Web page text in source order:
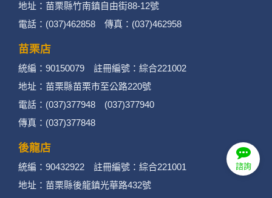
諮詢
地址：苗栗縣竹南鎮自由街88-12號
電話：(037)462858 傳真：(037)462958
苗栗店
統編：90150079 註冊編號：綜合221002
地址：苗栗縣苗栗市至公路220號
電話：(037)377948 (037)377940
傳真：(037)377848
後龍店
統編：90432922 註冊編號：綜合221001
地址：苗栗縣後龍鎮光華路432號